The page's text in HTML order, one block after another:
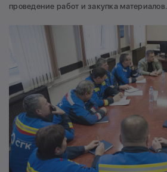
проведение работ и закупка материалов.